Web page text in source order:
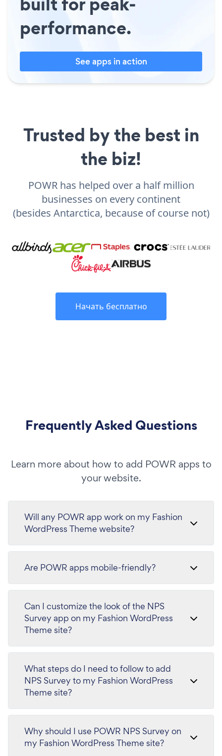
performance.
See apps in action
Trusted by the best in
the biz!
POWR has helped over a half million
businesses on every continent
(besides Antarctica, because of course not)
Начать бесплатно
Frequently Asked Questions
Learn more about how to add POWR apps to
your website.
Will any POWR app work on my Fashion
WordPress Theme website?
Are POWR apps mobile-friendly?
Can I customize the look of the NPS
Survey app on my Fashion WordPress
Theme site?
What steps do I need to follow to add
NPS Survey to my Fashion WordPress
Theme site?
Why should I use POWR NPS Survey on
my Fashion WordPress Theme site?